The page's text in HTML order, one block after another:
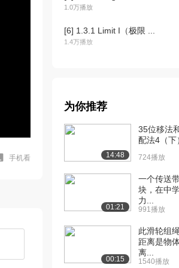
手机看
1.0万播放
[6] 1.3.1 Limit I（极限 ...
1.4万播放
[8] 1.3.3 Limit III（极...
6877播放
[9] 1.4.1 Limit Laws ...
6041播放
[11] 1.5.1 Definition ...
[12] 1.5.2 Definition ...
为你推荐
14:48
35位移法
配法4（下
724播放
01:21
一个传送
块，在中
力...
991播放
00:15
此滑轮组
距离是物
离...
1540播放